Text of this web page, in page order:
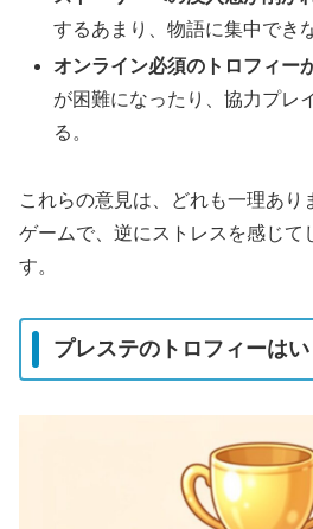
するあまり、物語に集中でき
オンライン必須のトロフィー
が困難になったり、協力プレ
る。
これらの意見は、どれも一理あり
ゲームで、逆にストレスを感じて
す。
プレステのトロフィーは